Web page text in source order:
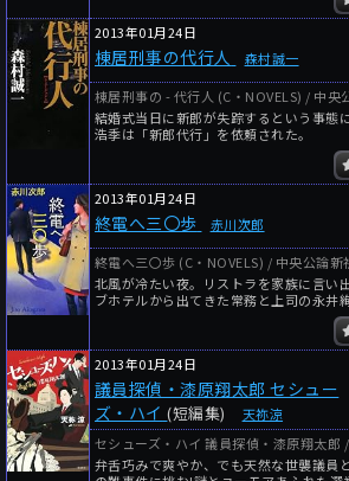
2013年01月24日
棟居刑事の代行人 森村誠一
棟居刑事の - 代行人 (C・NOVELS) / 中央
結婚式当日に新郎が失踪するという事態
浩季は「新郎代行」を依頼された。
2013年01月24日
終電へ三〇歩 赤川次郎
終電へ三〇歩 (C・NOVELS) / 中央公論新
北風が冷たい夜。リストラを家族に言い
ブホテルから出てきた常務と上司の永井
2013年01月24日
議員探偵・漆原翔太郎 セシュー
ズ・ハイ (短編集) 天祢涼
セシューズ・ハイ 議員探偵・漆原翔太郎
弁舌巧みで爽やか、でも天然な世襲議員